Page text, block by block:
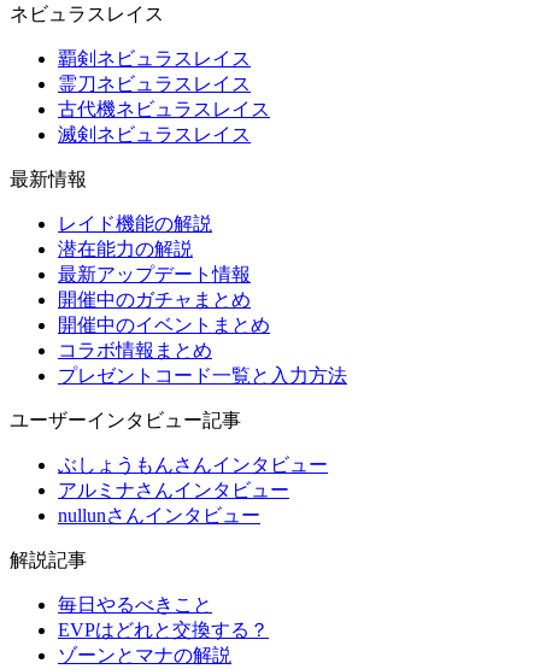
ネビュラスレイス
覇剣ネビュラスレイス
霊刀ネビュラスレイス
古代機ネビュラスレイス
滅剣ネビュラスレイス
最新情報
レイド機能の解説
潜在能力の解説
最新アップデート情報
開催中のガチャまとめ
開催中のイベントまとめ
コラボ情報まとめ
プレゼントコード一覧と入力方法
ユーザーインタビュー記事
ぶしょうもんさんインタビュー
アルミナさんインタビュー
nullunさんインタビュー
解説記事
毎日やるべきこと
EVPはどれと交換する？
ゾーンとマナの解説